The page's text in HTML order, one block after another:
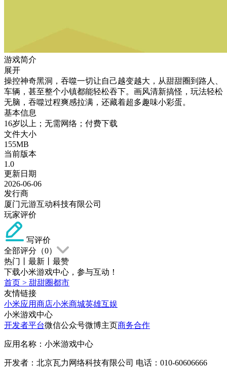
游戏简介
展开
操控神奇黑洞，吞噬一切让自己越变越大，从甜甜圈到路人、
车辆，甚至整个小镇都能轻松吞下。画风清新搞怪，玩法轻松
无脑，吞噬过程爽感拉满，还藏着超多趣味小彩蛋。
基本信息
16岁以上；无需网络；付费下载
文件大小
155MB
当前版本
1.0
更新日期
2026-06-06
发行商
厦门元游互动科技有限公司
玩家评价
写评价
全部评分（0）
热门
最新
最赞
下载小米游戏中心，参与互动！
首页 > 甜甜圈都市
友情链接
小米应用商店小米商城英雄互娱
小米游戏中心
开发者平台微信公众号微博主页商务合作
应用名称：小米游戏中心
开发者：北京瓦力网络科技有限公司 电话：010-60606666